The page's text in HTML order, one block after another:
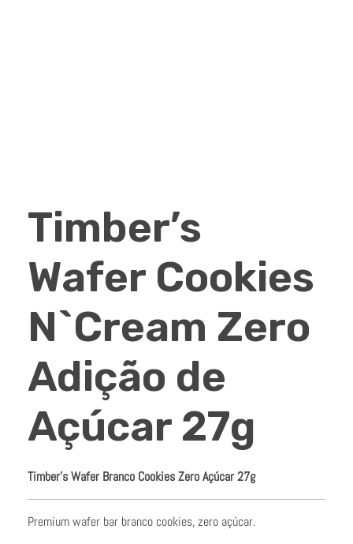
Timber’s
Wafer Cookies
N`Cream Zero
Adição de
Açúcar 27g
Timber’s Wafer Branco Cookies Zero Açúcar 27g
Premium wafer bar branco cookies, zero açúcar.